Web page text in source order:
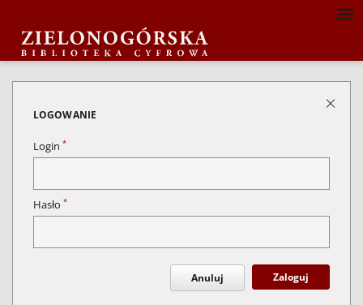
LOGOWANIE
Login *
Hasło *
Anuluj Zaloguj